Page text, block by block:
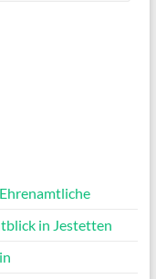
in Jestetten